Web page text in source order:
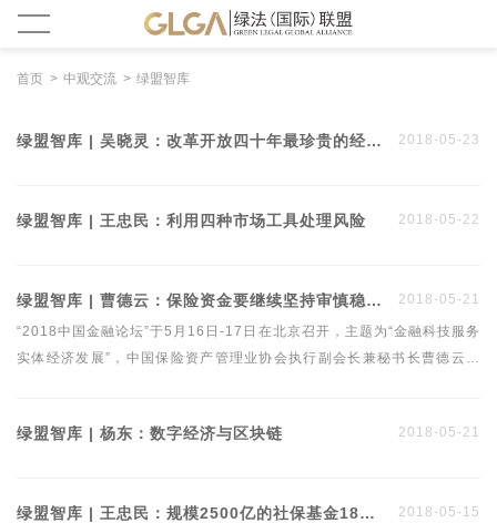
首页 中观交流 绿盟智库
绿盟智库 | 吴晓灵：改革开放四十年最珍贵的经验是融入全球化 2018-05-23
绿盟智库 | 王忠民：利用四种市场工具处理风险 2018-05-22
绿盟智库 | 曹德云：保险资金要继续坚持审慎稳健的投资理念 2018-05-21
“2018中国金融论坛”于5月16日-17日在北京召开，主题为“金融科技服务
实体经济发展”，中国保险资产管理业协会执行副会长兼秘书长曹德云出
要做到投的出去，收的回来，赚到到钱。从规模速度的增长转向质量效益
绿盟智库 | 杨东：数字经济与区块链 2018-05-21
绿盟智库 | 王忠民：规模2500亿的社保基金18年来投资赚了1万亿，一小部分选私募还要投民企 2018-05-15